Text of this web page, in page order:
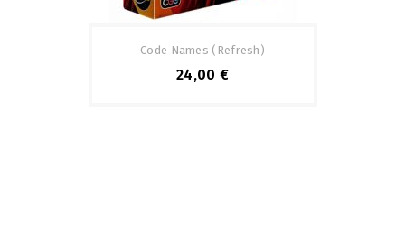
Code Names (refresh)
24,00 €